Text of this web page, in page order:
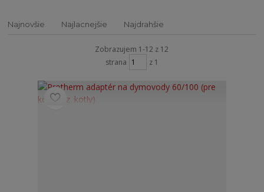
Najnovšie Najlacnejšie Najdrahšie
Zobrazujem 1-12 z 12
strana
z 1